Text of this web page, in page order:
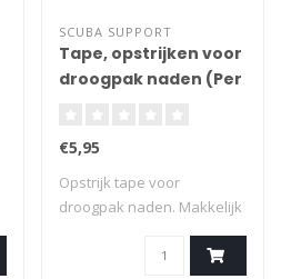
SCUBA SUPPORT
Tape, opstrijken voor
droogpak naden (Per
€5,95
Opstrijk tape voor
droogpak naden. Makkelijk